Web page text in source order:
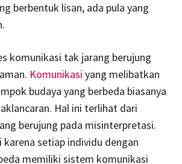
berbentuk lisan, ada pula yang
komunikasi tak jarang berujung
Komunikasi yang melibatkan
budaya yang berbeda biasanya
Hal ini terlihat dari
berujung pada misinterpretasi.
karena setiap individu dengan
memiliki sistem komunikasi